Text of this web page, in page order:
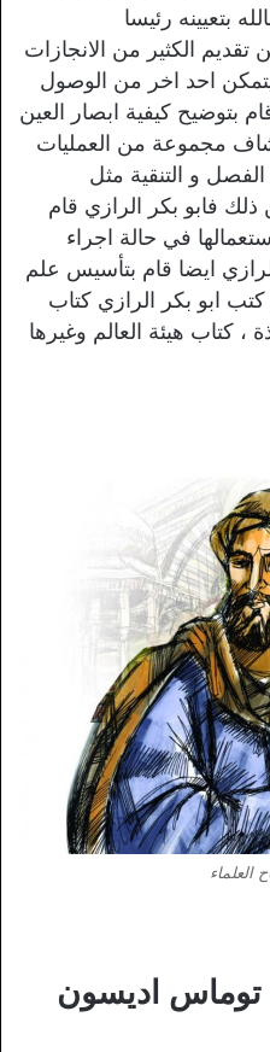
بتعيينه رئيسا
تقديم الكثير من الانجازات
يتمكن احد اخر من الوصول
بتوضيح كيفية ابصار العين
مجموعة من العمليات
الفصل و التنقية مثل
فابو بكر الرازي قام
في حالة اجراء
ايضا قام بتأسيس علم
ابو بكر الرازي كتاب
، كتاب هيئة العالم وغيرها
توماس اديسون